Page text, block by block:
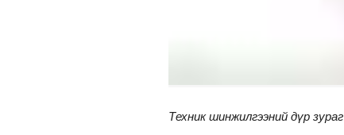
Техник шинжилгээний дүр зураг